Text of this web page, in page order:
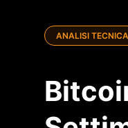
ANALISI TECNICA